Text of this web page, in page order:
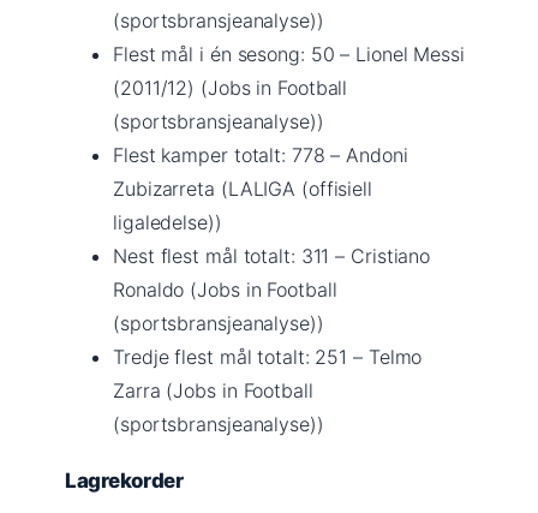
(sportsbransjeanalyse))
Flest mål i én sesong: 50 – Lionel Messi
(2011/12) (Jobs in Football
(sportsbransjeanalyse))
Flest kamper totalt: 778 – Andoni
Zubizarreta (LALIGA (offisiell
ligaledelse))
Nest flest mål totalt: 311 – Cristiano
Ronaldo (Jobs in Football
(sportsbransjeanalyse))
Tredje flest mål totalt: 251 – Telmo
Zarra (Jobs in Football
(sportsbransjeanalyse))
Lagrekorder